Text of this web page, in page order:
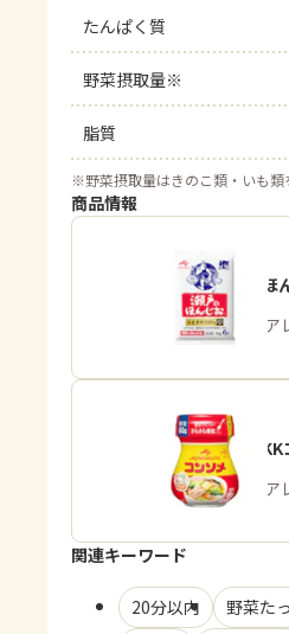
たんぱく質
野菜摂取量※
脂質
※野菜摂取量はきのこ類・いも類
商品情報
「瀬戸のほ
商品・ア
「味の素
商品・ア
関連キーワード
20分以内 野菜た